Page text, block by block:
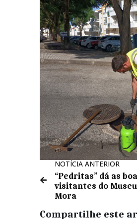
NOTÍCIA ANTERIOR
“Pedritas” dá as
visitantes do
Mora
Compartilhe este